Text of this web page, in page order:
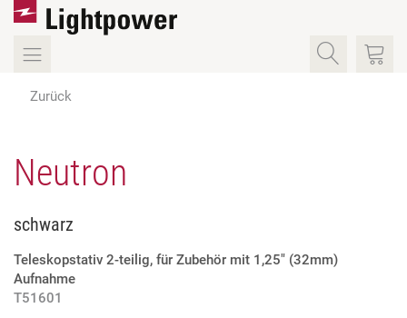
Zurück
Neutron
schwarz
Teleskopstativ 2-teilig, für Zubehör mit 1,25" (32mm)
Aufnahme
T51601